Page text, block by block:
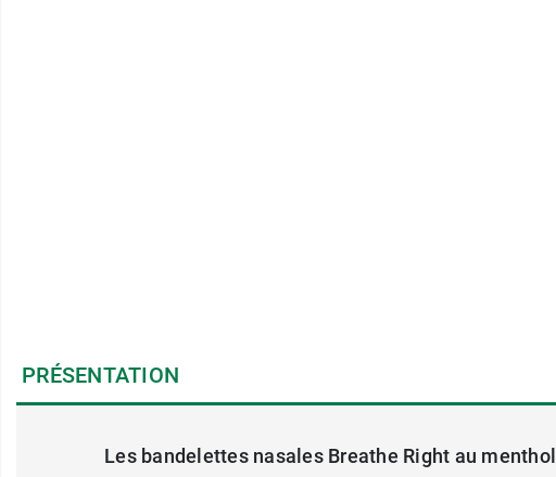
PRÉSENTATION
Les bandelettes nasales Breathe Right au menthol